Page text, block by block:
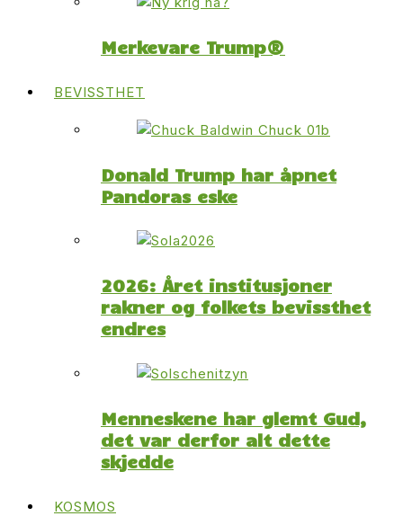
Merkevare Trump®
BEVISSTHET
Donald Trump har åpnet
Pandoras eske
2026: Året institusjoner
rakner og folkets bevissthet
endres
Menneskene har glemt Gud,
det var derfor alt dette
skjedde
KOSMOS